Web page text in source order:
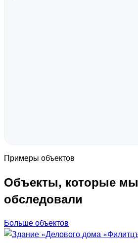
Примеры объектов
Объекты, которые мы
обследовали
Больше объектов